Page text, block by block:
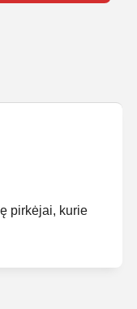
pirkėjai, kurie